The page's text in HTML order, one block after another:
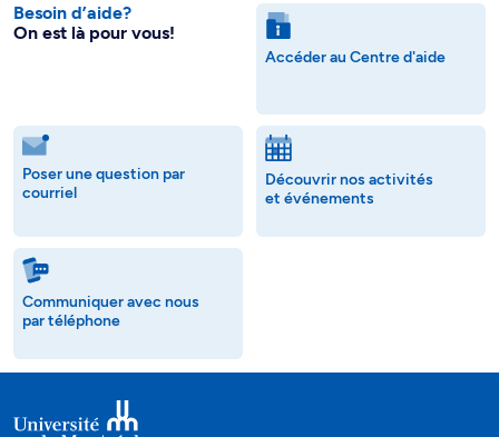
Besoin d’aide?
On est là pour vous!
Accéder au Centre d'aide
Poser une question par
courriel
Découvrir nos activités
et événements
Communiquer avec nous
par téléphone